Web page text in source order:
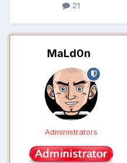
21
MaLd0n
Administrators